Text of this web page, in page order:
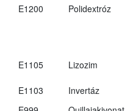
E1200 Polidextróz
E1105 Lizozim
E1103
Invertáz